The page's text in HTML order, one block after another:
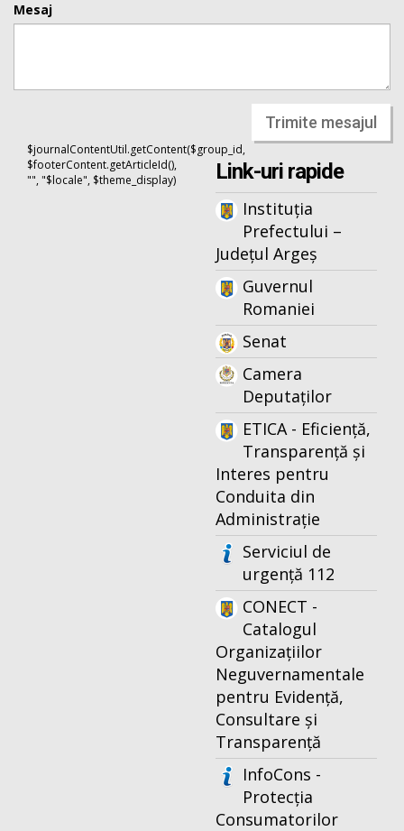
Mesaj
Trimite mesajul
$journalContentUtil.getContent($group_id,
$footerContent.getArticleId(),
"", "$locale", $theme_display)
Link-uri rapide
Instituția
Prefectului –
Județul Argeș
Guvernul
Romaniei
Senat
Camera
Deputaților
ETICA - Eficiență,
Transparență și
Interes pentru
Conduita din
Administrație
Serviciul de
urgență 112
CONECT -
Catalogul
Organizațiilor
Neguvernamentale
pentru Evidență,
Consultare și
Transparență
InfoCons -
Protecția
Consumatorilor